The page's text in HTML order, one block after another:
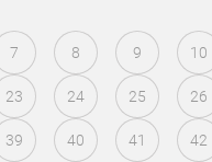
7 8 9 10
23 24 25 26
39 40 41 42